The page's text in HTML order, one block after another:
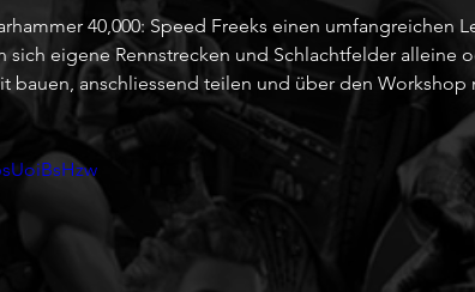
40,000: Speed Freeks einen umfangreichen
sich eigene Rennstrecken und Schlachtfelder alleine
bauen, anschliessend teilen und über den